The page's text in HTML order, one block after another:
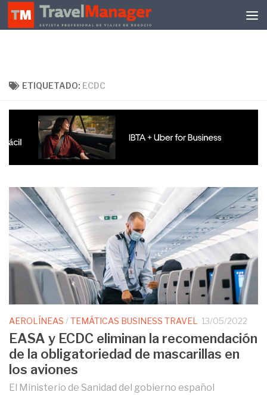
Debajo del contenido
ETIQUETADO: ECDC
AEROLÍNEAS /TEMÁTICAS BUSINESS TRAVEL 13/05/2022
EASA y ECDC eliminan la recomendación
de la obligatoriedad de mascarillas en
los aviones
El Ministerio de Sanidad del gobierno español